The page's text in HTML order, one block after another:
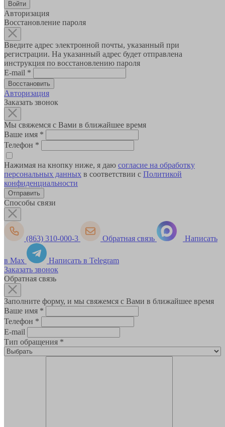
Авторизация
Восстановление пароля
Введите адрес электронной почты, указанный при
регистрации. На указанный адрес будет отправлена
инструкция по восстановлению пароля
E-mail *
Авторизация
Заказать звонок
Мы свяжемся с Вами в ближайшее время
Ваше имя *
Телефон *
Нажимая на кнопку ниже, я даю согласие на обработку
персональных данных в соответствии с Политикой
конфиденциальности
Способы связи
(863) 310-000-3 Обратная связь Написать
в Max
Написать в Telegram
Заказать звонок
Обратная связь
Заполните форму, и мы свяжемся с Вами в ближайшее время
Ваше имя *
Телефон *
E-mail
Тип обращения *